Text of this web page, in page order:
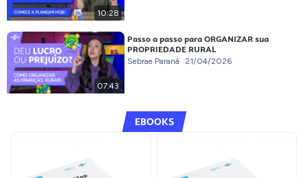
10:28
07:43
Passo a passo para ORGANIZAR sua
PROPRIEDADE RURAL
Sebrae Paraná 21/04/2026
EBOOKS